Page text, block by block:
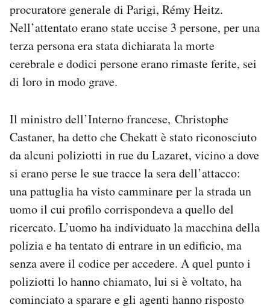
Newsletter
Notifiche mobile
Regala il Post
Hai bisogno di aiuto?
Esci
procuratore generale di Parigi, Rémy Heitz.
Nell’attentato erano state uccise 3 persone, per una
terza persona era stata dichiarata la morte
cerebrale e dodici persone erano rimaste ferite, sei
di loro in modo grave.
Il ministro dell’Interno francese, Christophe
Castaner, ha detto che Chekatt è stato riconosciuto
da alcuni poliziotti in rue du Lazaret, vicino a dove
si erano perse le sue tracce la sera dell’attacco:
una pattuglia ha visto camminare per la strada un
uomo il cui profilo corrispondeva a quello del
ricercato. L’uomo ha individuato la macchina della
polizia e ha tentato di entrare in un edificio, ma
senza avere il codice per accedere. A quel punto i
poliziotti lo hanno chiamato, lui si è voltato, ha
cominciato a sparare e gli agenti hanno risposto